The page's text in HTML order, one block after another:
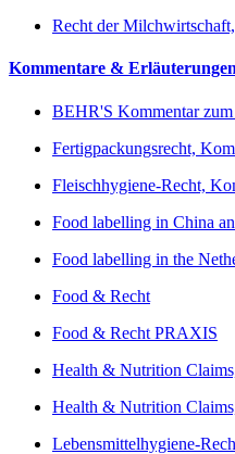
Recht der
Kommentare &
BEHR'S Kommentar
Fertigpackungsrecht,
Fleischhygiene-Recht,
Food labelling in China
Food labelling in the
Food & Recht
Food & Recht PRAXIS
Health & Nutrition
Health & Nutrition
Lebensmittelhygiene-